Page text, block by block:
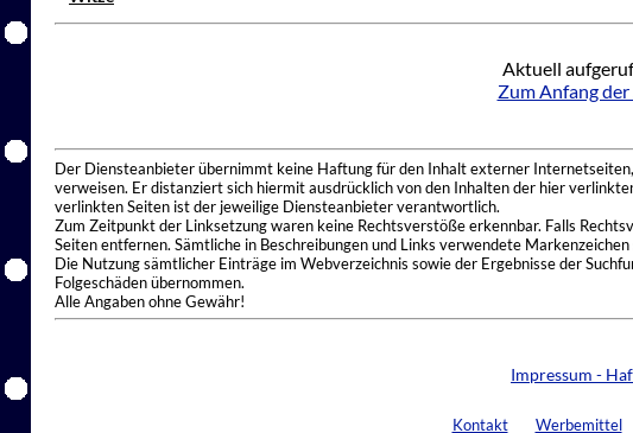
Aktuell
Zum Anfang der
Der Diensteanbieter übernimmt keine Haftung für den Inhalt externer
verweisen. Er distanziert sich hiermit ausdrücklich von den Inhalten der hier
verlinkten Seiten ist der jeweilige Diensteanbieter verantwortlich.
Zum Zeitpunkt der Linksetzung waren keine Rechtsverstöße erkennbar. Falls
Seiten entfernen. Sämtliche in Beschreibungen und Links verwendete
Die Nutzung sämtlicher Einträge im Webverzeichnis sowie der Ergebnisse der
Folgeschäden übernommen.
Alle Angaben ohne Gewähr!
Impressum -
Kontakt Werbemittel